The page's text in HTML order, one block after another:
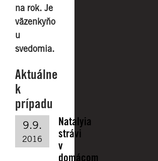
na rok. Je
väzenkyňo
u
svedomia.
Aktuálne
k
prípadu
9.9.
2016
Natalyia
strávi
v
domácom